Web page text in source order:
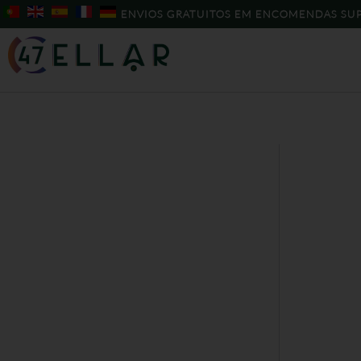
Skip
to
content
ENVIOS GRATUITOS EM ENCOMENDAS